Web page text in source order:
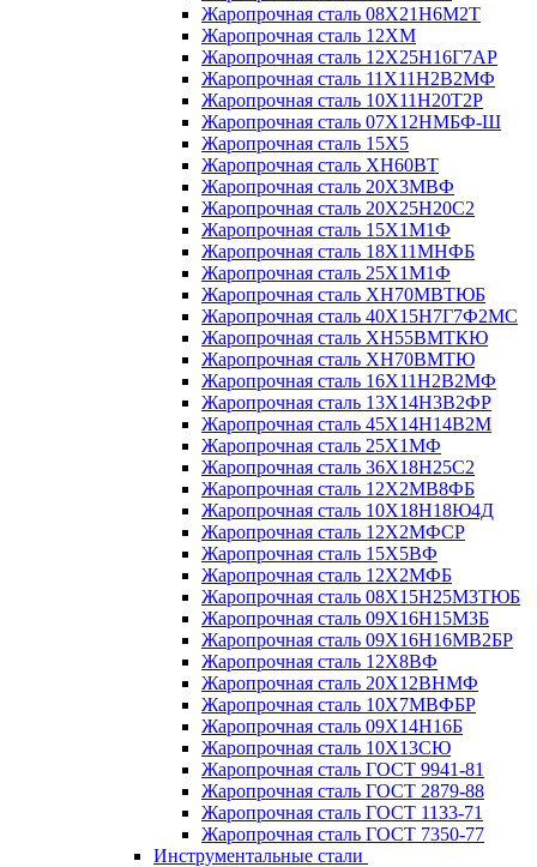
Жаропрочная сталь 08Х21Н6М2Т
Жаропрочная сталь 12ХМ
Жаропрочная сталь 12Х25Н16Г7АР
Жаропрочная сталь 11Х11Н2В2МФ
Жаропрочная сталь 10Х11Н20Т2Р
Жаропрочная сталь 07Х12НМБФ-Ш
Жаропрочная сталь 15Х5
Жаропрочная сталь ХН60ВТ
Жаропрочная сталь 20Х3МВФ
Жаропрочная сталь 20Х25Н20С2
Жаропрочная сталь 15Х1М1Ф
Жаропрочная сталь 18Х11МНФБ
Жаропрочная сталь 25Х1М1Ф
Жаропрочная сталь ХН70МВТЮБ
Жаропрочная сталь 40Х15Н7Г7Ф2МС
Жаропрочная сталь ХН55ВМТКЮ
Жаропрочная сталь ХН70ВМТЮ
Жаропрочная сталь 16Х11Н2В2МФ
Жаропрочная сталь 13Х14Н3В2ФР
Жаропрочная сталь 45Х14Н14В2М
Жаропрочная сталь 25Х1МФ
Жаропрочная сталь 36Х18Н25С2
Жаропрочная сталь 12Х2МВ8ФБ
Жаропрочная сталь 10Х18Н18Ю4Д
Жаропрочная сталь 12Х2МФСР
Жаропрочная сталь 15Х5ВФ
Жаропрочная сталь 12Х2МФБ
Жаропрочная сталь 08Х15Н25М3ТЮБ
Жаропрочная сталь 09Х16Н15М3Б
Жаропрочная сталь 09Х16Н16МВ2БР
Жаропрочная сталь 12Х8ВФ
Жаропрочная сталь 20Х12ВНМФ
Жаропрочная сталь 10Х7МВФБР
Жаропрочная сталь 09Х14Н16Б
Жаропрочная сталь 10Х13СЮ
Жаропрочная сталь ГОСТ 9941-81
Жаропрочная сталь ГОСТ 2879-88
Жаропрочная сталь ГОСТ 1133-71
Жаропрочная сталь ГОСТ 7350-77
Инструментальные стали